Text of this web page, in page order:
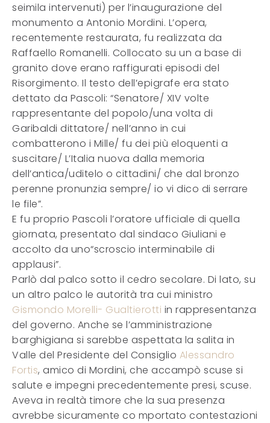
seimila intervenuti) per l’inaugurazione del
monumento a Antonio Mordini. L’opera,
recentemente restaurata, fu realizzata da
Raffaello Romanelli. Collocato su un a base di
granito dove erano raffigurati episodi del
Risorgimento. Il testo dell’epigrafe era stato
dettato da Pascoli: “Senatore/ XIV volte
rappresentante del popolo/una volta di
Garibaldi dittatore/ nell’anno in cui
combatterono i Mille/ fu dei più eloquenti a
suscitare/ L’Italia nuova dalla memoria
dell’antica/uditelo o cittadini/ che dal bronzo
perenne pronunzia sempre/ io vi dico di serrare
le file”.
E fu proprio Pascoli l’oratore ufficiale di quella
giornata, presentato dal sindaco Giuliani e
accolto da uno“scroscio interminabile di
applausi”.
Parlò dal palco sotto il cedro secolare. Di lato, su
un altro palco le autorità tra cui ministro
Gismondo Morelli- Gualtierotti in rappresentanza
del governo. Anche se l’amministrazione
barghigiana si sarebbe aspettata la salita in
Valle del Presidente del Consiglio Alessandro
Fortis, amico di Mordini, che accampò scuse si
salute e impegni precedentemente presi, scuse.
Aveva in realtà timore che la sua presenza
avrebbe sicuramente co mportato contestazioni